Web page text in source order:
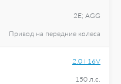
2E; AGG
Привод на передние колеса
2.0 i 16V
150 л.с.